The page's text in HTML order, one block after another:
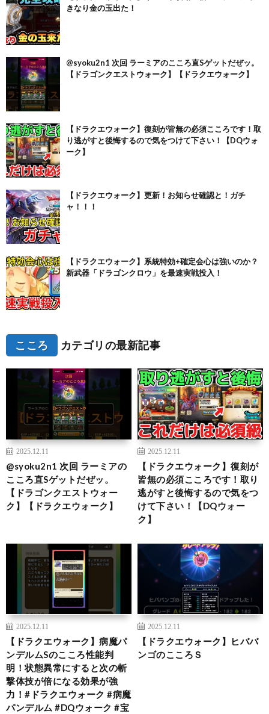
きなり金の玉出た！
@syoku2n1 次回 ラーミアのこころ直Sゲットだぜッ。
【ドラゴンクエストウォーク】【ドラクエウォーク】
【ドラクエウォーク】復刻が皆無の必須こころです！取
り逃がすと後悔するので気をつけて下さい！【DQウォ
ーク】
【ドラクエウォーク】更新！お知らせ確認と！ガチ
ャ！！！
【ドラクエウォーク】系統特効+確定会心は強いのか？
新武器「ドラゴンクロウ」を最速実戦投入！
こころ カテゴリの最新記事
2025.12.11
@syoku2n1 次回 ラーミアの
こころ直Sゲットだぜッ。
【ドラゴンクエストウォー
ク】【ドラクエウォーク】
2025.12.11
【ドラクエウォーク】復刻が
皆無の必須こころです！取り
逃がすと後悔するので気をつ
けて下さい！【DQウォー
ク】
2025.12.11
【ドラクエウォーク】病魔パ
ンデルムSのこころ性能判
明！状態異常にすると次の斬
撃体技が倍になる効果が強
力！#ドラクエウォーク #病魔
パンデルム #DQウォーク #宝
2025.12.11
【ドラクエウォーク】ヒババ
ンゴのこころＳ